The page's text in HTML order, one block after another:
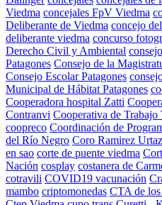
Viedma concejales FpV Viedma
Deliberante de Viedma concejo
deliberante viedma concurso
Derecho Civil y Ambiental
Patagones Consejo de la
Consejo Escolar Patagones
Municipal de Hábitat Patagones
Cooperadora hospital Zatti
Contranvi Cooperativa de Trabajo
coopreco Coordinación de
del Río Negro Coro Ramirez
en sao corte de puente viedma
Nación cosplay costanera de
cotravili COVID19 vacunación
mambo criptomonedas CTA de